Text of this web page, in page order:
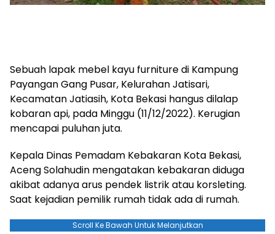
Sebuah lapak mebel kayu furniture di Kampung
Payangan Gang Pusar, Kelurahan Jatisari,
Kecamatan Jatiasih, Kota Bekasi hangus dilalap
kobaran api, pada Minggu (11/12/2022). Kerugian
mencapai puluhan juta.
Kepala Dinas Pemadam Kebakaran Kota Bekasi,
Aceng Solahudin mengatakan kebakaran diduga
akibat adanya arus pendek listrik atau korsleting.
Saat kejadian pemilik rumah tidak ada di rumah.
Scroll Ke Bawah Untuk Melanjutkan